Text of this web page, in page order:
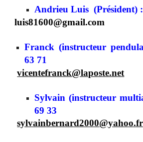
Andrieu Luis (Président)
luis81600@gmail.com
Franck (instructeur
63 71
vicentefranck@laposte.net
Sylvain(instructeur
69 33
sylvainbernard2000@yahoo.fr